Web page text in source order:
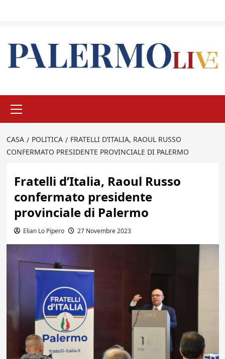
principale
CASA POLITICA
FRATELLI D’ITALIA, RAOUL RUSSO
CONFERMATO PRESIDENTE PROVINCIALE DI PALERMO
Fratelli d’Italia, Raoul Russo
confermato presidente
provinciale di Palermo
Elian Lo Pipero 27 Novembre 2023